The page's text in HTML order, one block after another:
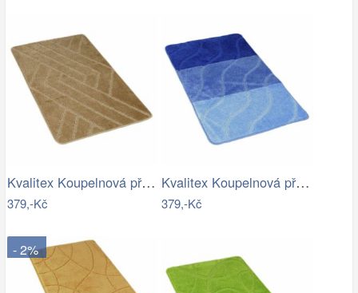
Kvalitex Koupelnová předložka Parkety…
379,-Kč
Kvalitex Koupelnová předložka Vlny…
379,-Kč
- 2%